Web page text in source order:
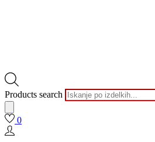
Products search
0